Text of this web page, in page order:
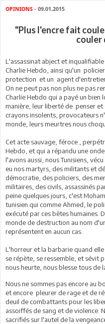
OPINIONS - 09.01.2015
"Plus l'encre fait
couler
L'assassinat abject et
Charlie Hebdo, ainsi qu'un
protection et un agent
On ne peut pas non plus ne pas
Charlie Hebdo qui a payé un
manière, leur liberté de penser et
crayons insolents, provocateurs
monde, leurs meurtres nous
Cet acte sauvage, féroce ,
Hebdo, et qui a répandu une
l'avons aussi, nous Tunisiens,
eu nos martyrs, des militants et
démocratie, des policiers, des
militaires, des civils, assassinés
peine quelques jours, c'est
tunisien qui comme Ahmed, le
exécuté par ces bêtes humaines.
monde de destruction au nom
représentent en aucun cas.
L'horreur et la barbarie quand
se répète, se ressemble, et sévit
nous heurte, nous blesse tous de
Nous ne sommes pas encore au
et encore pleurer de rage et de
deuil de combattants pour les
assoiffés de sang et de violence.
sacrifiés sur l'autel de la